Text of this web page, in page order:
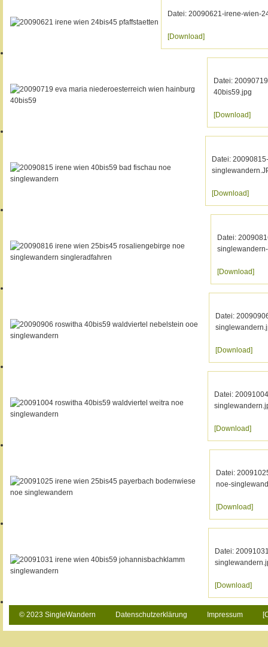
Datei: 20090621-irene-wien-
[Download]
Datei:
40bis59.jpg
[Download]
Datei:
[Download]
Datei:
[Download]
Datei:
[Download]
Datei:
[Download]
Datei:
noe-
[Download]
Datei:
[Download]
© 2023 SingleWandern Datenschutzerklärung Impressum